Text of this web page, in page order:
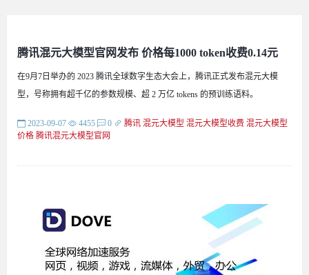
腾讯混元大模型官网发布 价格每1000 token收费0.14元
在9月7日举办的 2023 腾讯全球数字生态大会上，腾讯正式发布混元大模
型，号称拥有超千亿的参数规模、超 2 万亿 tokens 的预训练语料。
2023-09-07 4455 0 腾讯 混元大模型 混元大模型收费 混元大模型
价格 腾讯混元大模型官网